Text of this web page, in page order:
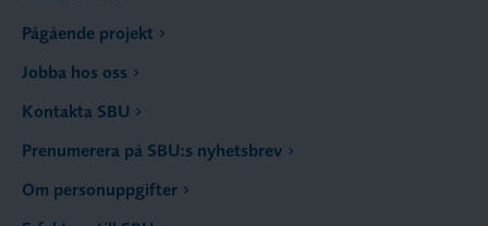
Pågående projekt
Jobba hos oss
Kontakta SBU
Prenumerera på SBU:s nyhetsbrev
Om personuppgifter